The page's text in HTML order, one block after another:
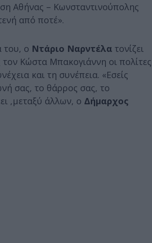
Αθήνας – Κωνσταντινούπολης
από ποτέ».
του, ο Ντάριο Ναρντέλα τονίζει
τον Κώστα Μπακογιάννη οι πολίτες
και τη συνέπεια. «Εσείς
σας, το θάρρος σας, το
,μεταξύ άλλων, ο Δήμαρχος